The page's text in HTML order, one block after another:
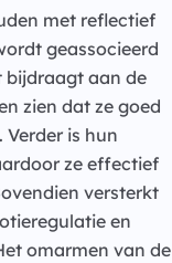
met reflectief
geassocieerd
bijdraagt aan de
zien dat ze goed
is hun
ze effectief
versterkt
en
omarmen van de